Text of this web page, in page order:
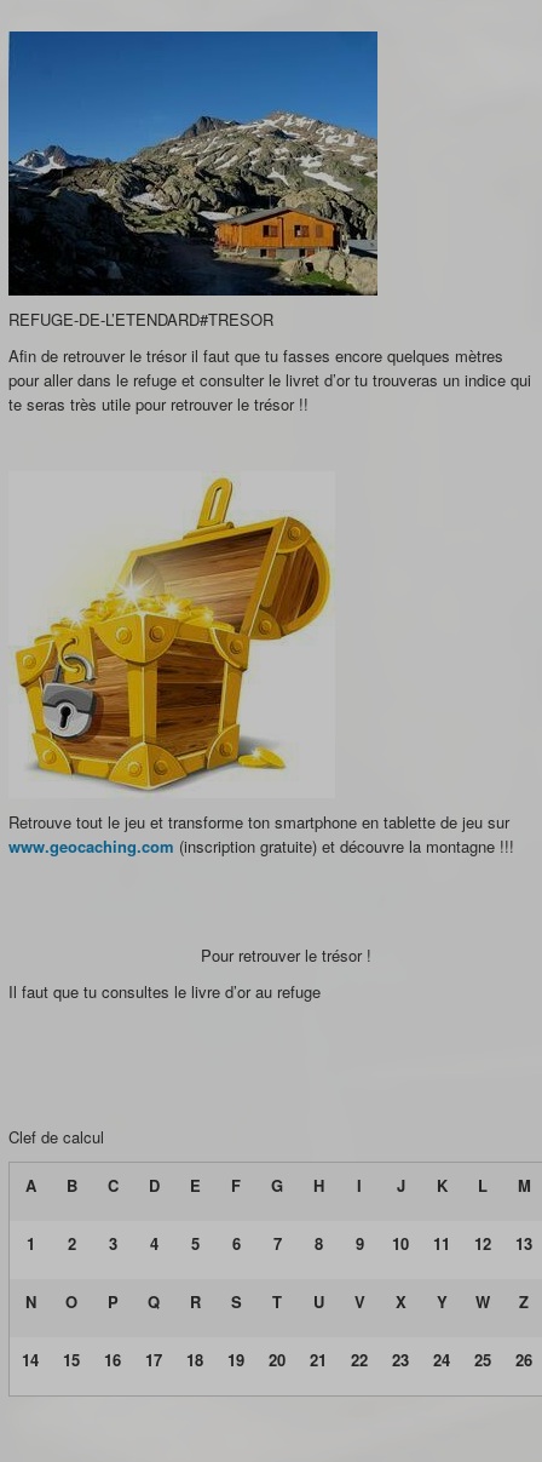
REFUGE-DE-L’ETENDARD#TRESOR
Afin de retrouver le trésor il faut que tu fasses encore quelques mètres
pour aller dans le refuge et consulter le livret d’or tu trouveras un indice qui
te seras très utile pour retrouver le trésor !!
Retrouve tout le jeu et transforme ton smartphone en tablette de jeu sur
www.geocaching.com (inscription gratuite) et découvre la montagne !!!
Pour retrouver le trésor !
Il faut que tu consultes le livre d’or au refuge
Clef de calcul
A B C D E F G H I J K L M
1 2 3 4 5 6 7 8 9 10 11 12 13
N O P Q R S T U V X Y W Z
14 15 16 17 18 19 20 21 22 23 24 25 26